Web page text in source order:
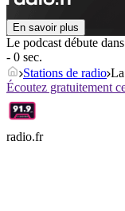
En savoir plus
Le podcast débute dans
- 0 sec.
Stations de radio
Écoutez gratuitement
radio.fr